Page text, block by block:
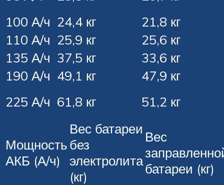
100 А/ч 24,4 кг
21,8 кг
110 А/ч 25,9 кг
25,6 кг
135 А/ч 37,5 кг
33,6 кг
190 А/ч 49,1 кг
47,9 кг
225 А/ч 61,8 кг 51,2 кг
Мощность
АКБ (А/ч)
Вес батареи
без
электролита
(кг)
Вес
батареи (кг)